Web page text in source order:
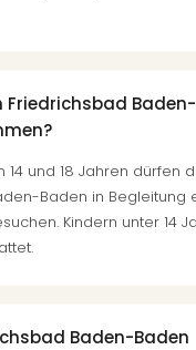
Friedrichsbad Baden-
14 und 18 Jahren dürfen
Baden in Begleitung
Kindern unter 14
Baden-Baden